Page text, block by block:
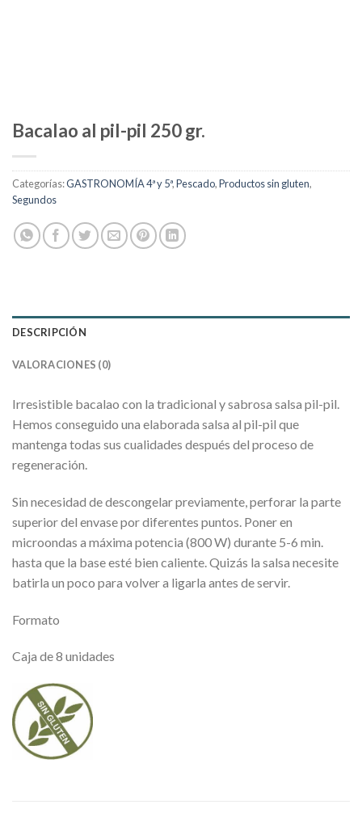
Bacalao al pil-pil 250 gr.
Categorías:GASTRONOMÍA 4ª y 5ª,Pescado,Productos sin gluten,
Segundos
DESCRIPCIÓN
VALORACIONES (0)
Irresistible bacalao con la tradicional y sabrosa salsa pil-pil.
Hemos conseguido una elaborada salsa al pil-pil que
mantenga todas sus cualidades después del proceso de
regeneración.
Sin necesidad de descongelar previamente, perforar la parte
superior del envase por diferentes puntos. Poner en
microondas a máxima potencia (800 W) durante 5-6 min.
hasta que la base esté bien caliente. Quizás la salsa necesite
batirla un poco para volver a ligarla antes de servir.
Formato
Caja de 8 unidades